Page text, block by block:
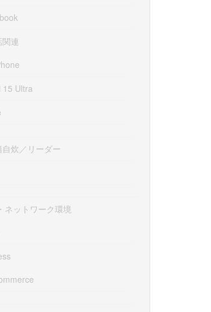
連
15 Ultra
炊／リーダー
ネットワーク環境